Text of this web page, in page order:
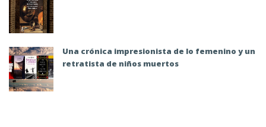
Una crónica impresionista de lo femenino y un
retratista de niños muertos